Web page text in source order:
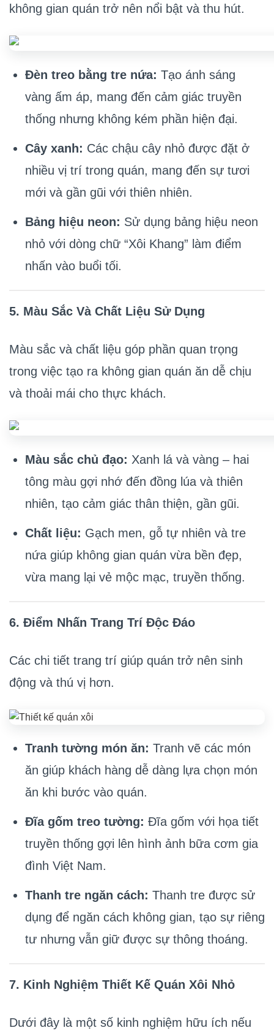
không gian quán trở nên nổi bật và thu hút.
Đèn treo bằng tre nứa: Tạo ánh sáng
vàng ấm áp, mang đến cảm giác truyền
thống nhưng không kém phần hiện đại.
Cây xanh: Các chậu cây nhỏ được đặt ở
nhiều vị trí trong quán, mang đến sự tươi
mới và gần gũi với thiên nhiên.
Bảng hiệu neon: Sử dụng bảng hiệu neon
nhỏ với dòng chữ “Xôi Khang” làm điểm
nhấn vào buổi tối.
5. Màu Sắc Và Chất Liệu Sử Dụng
Màu sắc và chất liệu góp phần quan trọng
trong việc tạo ra không gian quán ăn dễ chịu
và thoải mái cho thực khách.
Màu sắc chủ đạo: Xanh lá và vàng – hai
tông màu gợi nhớ đến đồng lúa và thiên
nhiên, tạo cảm giác thân thiện, gần gũi.
Chất liệu: Gạch men, gỗ tự nhiên và tre
nứa giúp không gian quán vừa bền đẹp,
vừa mang lại vẻ mộc mạc, truyền thống.
6. Điểm Nhấn Trang Trí Độc Đáo
Các chi tiết trang trí giúp quán trở nên sinh
động và thú vị hơn.
Tranh tường món ăn: Tranh vẽ các món
ăn giúp khách hàng dễ dàng lựa chọn món
ăn khi bước vào quán.
Đĩa gốm treo tường: Đĩa gốm với họa tiết
truyền thống gợi lên hình ảnh bữa cơm gia
đình Việt Nam.
Thanh tre ngăn cách: Thanh tre được sử
dụng để ngăn cách không gian, tạo sự riêng
tư nhưng vẫn giữ được sự thông thoáng.
7. Kinh Nghiệm Thiết Kế Quán Xôi Nhỏ
Dưới đây là một số kinh nghiệm hữu ích nếu